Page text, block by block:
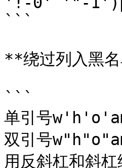
```
**绕过列入黑
```
单引号
双引号
用反斜杠和斜杠